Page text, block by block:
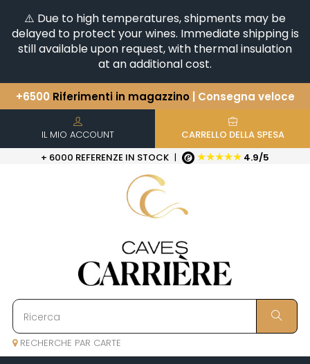
⚠️ Due to high temperatures, shipments may be
delayed to protect your wines. Immediate shipping is
still available upon request, with thermal insulation
at an additional cost.
+6500 Riferimenti in magazzino | Consegna veloce
Avete una domanda?
+33(0)345812020
Scopri la nostra selezione di
Orizzontali e Verticali
IL MIO ACCOUNT
CARRELLO DELLA SPESA
+ 6000 REFERENZE IN STOCK | ★★★★★ 4.9/5
RECHERCHE PAR CARTE